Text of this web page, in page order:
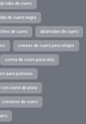
tubo de cuero
de cuero negra
de cuero delantales de cuero
correas de cuero para relojes
correa de cuero para reloj
para pulseras
con cierre de plata
converse de cuero